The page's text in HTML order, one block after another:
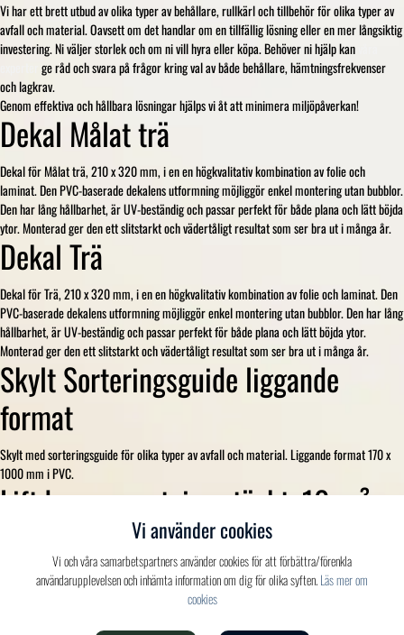
Vi har ett brett utbud av olika typer av behållare, rullkärl och tillbehör för olika typer av
avfall och material. Oavsett om det handlar om en tillfällig lösning eller en mer långsiktig
investering. Ni väljer storlek och om ni vill hyra eller köpa. Behöver ni hjälp kan
ge råd och svara på frågor kring val av både behållare, hämtningsfrekvenser
och lagkrav.
Genom effektiva och hållbara lösningar hjälps vi åt att minimera miljöpåverkan!
Dekal Målat trä
Dekal för Målat trä, 210 x 320 mm, i en en högkvalitativ kombination av folie och
laminat. Den PVC-baserade dekalens utformning möjliggör enkel montering utan bubblor.
Den har lång hållbarhet, är UV-beständig och passar perfekt för både plana och lätt böjda
ytor. Monterad ger den ett slitstarkt och vädertåligt resultat som ser bra ut i många år.
Dekal Trä
Dekal för Trä, 210 x 320 mm, i en en högkvalitativ kombination av folie och laminat. Den
PVC-baserade dekalens utformning möjliggör enkel montering utan bubblor. Den har lång
hållbarhet, är UV-beständig och passar perfekt för både plana och lätt böjda ytor.
Monterad ger den ett slitstarkt och vädertåligt resultat som ser bra ut i många år.
Skylt Sorteringsguide liggande
format
Skylt med sorteringsguide för olika typer av avfall och material. Liggande format 170 x
1000 mm i PVC.
Liftdumpercontainer täckt, 10 m³,
med hängande baklucka och
mellanvägg för olika material.
Vi använder cookies
Vi och våra samarbetspartners använder cookies för att förbättra/förenkla
användarupplevelsen och inhämta information om dig för olika syften.Läs mer om
cookies